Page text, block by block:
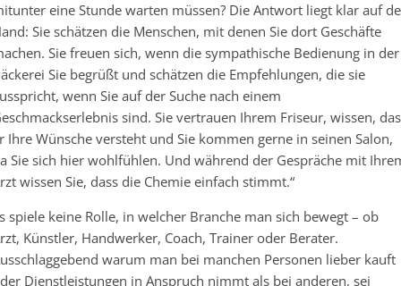
eine Stunde warten müssen? Die Antwort liegt klar auf
Sie schätzen die Menschen, mit denen Sie dort Geschäfte
Sie freuen sich, wenn die sympathische Bedienung in der
Sie begrüßt und schätzen die Empfehlungen, die sie
wenn Sie auf der Suche nach einem
sind. Sie vertrauen Ihrem Friseur, wissen,
Ihre Wünsche versteht und Sie kommen gerne in seinen Salon,
Sie sich hier wohlfühlen. Und während der Gespräche mit
wissen Sie, dass die Chemie einfach stimmt.“
spiele keine Rolle, in welcher Branche man sich bewegt – ob
Künstler, Handwerker, Coach, Trainer oder Berater.
warum man bei manchen Personen lieber kauft
Dienstleistungen in Anspruch nimmt als bei anderen, sei